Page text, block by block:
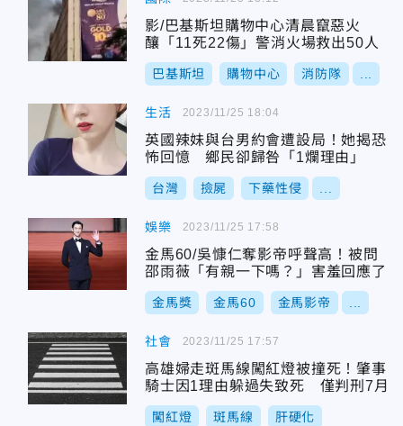
影/巴基斯坦購物中心清晨竄惡火
釀「11死22傷」警消火場救出50人
巴基斯坦 購物中心 消防隊
生活
英國辣妹與台男約會遭設局！她揭恐
怖回憶 鄉民卻歸咎「1爛理由」
台灣 撿屍 下藥性侵
2023/11/25 18:04
娛樂
金馬60/吳慷仁奪影帝呼聲高！被問
邵雨薇「有親一下嗎？」害羞回應了
金馬獎 金馬60 金馬影帝
2023/11/25 17:58
社會
高雄婦走斑馬線闖紅燈被撞死！肇事
騎士因1理由躲過失致死 僅判刑7月
闖紅燈 斑馬線 肝硬化
2023/11/25 17:57